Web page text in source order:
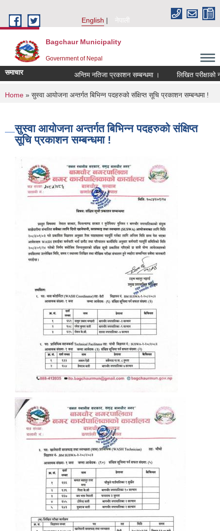
English
नेपाली
Bagchaur Municipality
Government of Nepal
समाचार अन्तिम नतिजा प्रकाशन सम्बन्धमा । लिखित परीक्षाको
You are here
Home » सुस्वा आयोजना अन्तर्गत बिभिन्न पदहरुको संक्षिप्त सूचि प्रकाशन सम्बन्धमा !
सुस्वा आयोजना अन्तर्गत बिभिन्न पदहरुको संक्षिप्त
सूचि प्रकाशन सम्बन्धमा !